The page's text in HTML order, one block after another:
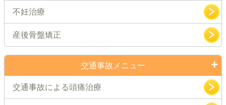
不妊治療
産後骨盤矯正
交通事故メニュー
交通事故による頭痛治療